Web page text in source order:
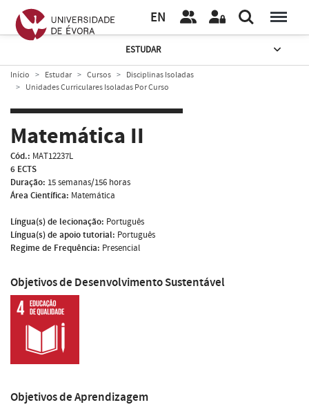
EN
ESTUDAR
Início Estudar Cursos
Disciplinas Isoladas
Unidades Curriculares Isoladas Por Curso
Matemática II
Cód.: MAT12237L
6 ECTS
Duração: 15 semanas/156 horas
Área Científica: Matemática
Língua(s) de lecionação: Português
Língua(s) de apoio tutorial: Português
Regime de Frequência: Presencial
Objetivos de Desenvolvimento Sustentável
Objetivos de Aprendizagem